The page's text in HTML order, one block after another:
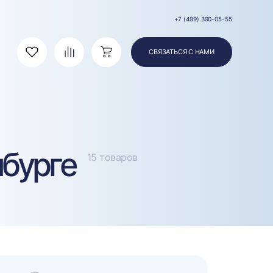
+7 (499) 390-05-55
Избранное СравнениеКорзина СВЯЗАТЬСЯ С НАМИ
15 товаров